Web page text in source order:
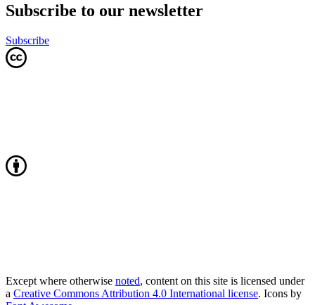
Subscribe to our newsletter
Subscribe
Except where otherwise noted, content on this site is licensed under
a Creative Commons Attribution 4.0 International license. Icons by